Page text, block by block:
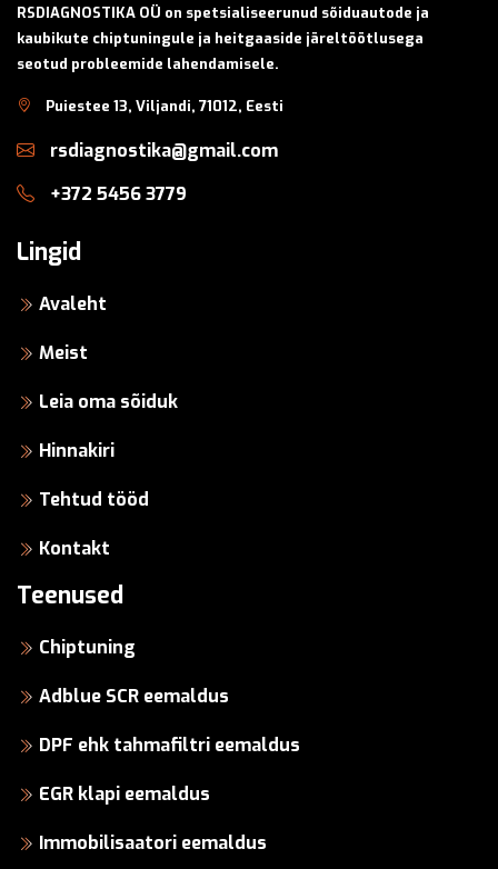
RSDIAGNOSTIKA OÜ on spetsialiseerunud sõiduautode ja
kaubikute chiptuningule ja heitgaaside järeltöötlusega
seotud probleemide lahendamisele.
Puiestee 13, Viljandi, 71012, Eesti
rsdiagnostika@gmail.com
+372 5456 3779
Lingid
Avaleht
Meist
Leia oma sõiduk
Hinnakiri
Tehtud tööd
Kontakt
Teenused
Chiptuning
Adblue SCR eemaldus
DPF ehk tahmafiltri eemaldus
EGR klapi eemaldus
Immobilisaatori eemaldus